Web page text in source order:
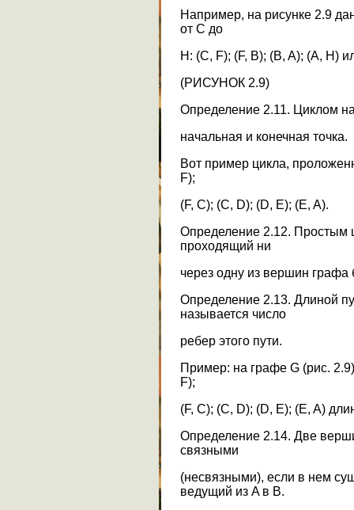
Например, на рисунке 2.9
от C до
H: (C, F); (F, B); (B, A); (A, H)
(РИСУНОК 2.9)
Определение 2.11. Циклом
начальная и конечная точка.
Вот пример цикла,
F);
(F, C); (C, D); (D, E); (E, A).
Определение 2.12. Простым
проходящий ни
через одну из вершин графа
Определение 2.13. Длиной
называется число
ребер этого пути.
Пример: на графе G (рис.
F);
(F, C); (C, D); (D, E); (E, A)
Определение 2.14. Две
связными
(несвязными), если в нем
ведущий из A в B.